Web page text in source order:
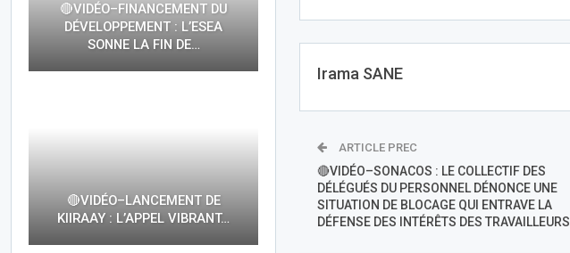
Irama SANE
ARTICLE PREC
🔴VIDÉO–SONACOS : LE COLLECTIF DES
DÉLÉGUÉS DU PERSONNEL DÉNONCE UNE
SITUATION DE BLOCAGE QUI ENTRAVE LA
DÉFENSE DES INTÉRÊTS DES TRAVAILLEURS
🔴VIDÉO–FINANCEMENT DU
DÉVELOPPEMENT : L’ESEA
SONNE LA FIN DE…
🔴VIDÉO–LANCEMENT DE
KIIRAAY : L’APPEL VIBRANT…